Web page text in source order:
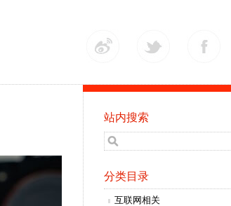
站内搜索
分类目录
互联网相关